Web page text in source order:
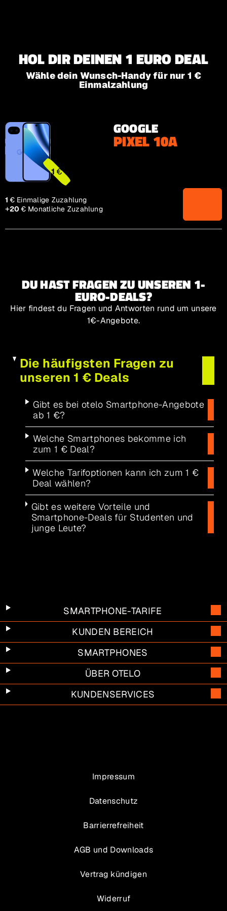
HOL DIR DEINEN 1 EURO DEAL
Wähle dein Wunsch-Handy für nur 1 €
Einmalzahlung
GOOGLE
PIXEL 10A
1€
1 €
1€
1 € Einmalige Zuzahlung
+20€
20 € Monatliche Zuzahlung
DU HAST FRAGEN ZU UNSEREN 1-
EURO-DEALS?
Hier findest du Fragen und Antworten rund um unsere
1€-Angebote.
Die häufigsten Fragen zu
unseren 1 € Deals
Gibt es bei otelo Smartphone-Angebote
ab 1 €?
Welche Smartphones bekomme ich
zum 1 € Deal?
Welche Tarifoptionen kann ich zum 1 €
Deal wählen?
Gibt es weitere Vorteile und
Smartphone-Deals für Studenten und
junge Leute?
SMARTPHONE-TARIFE
KUNDEN BEREICH
SMARTPHONES
ÜBER OTELO
KUNDENSERVICES
Impressum
Datenschutz
Barrierrefreiheit
AGB und Downloads
Vertrag kündigen
Widerruf